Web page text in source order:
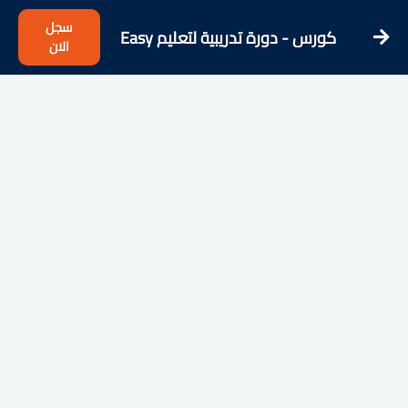
كورس - دورة تدريبية لتعليم Easy
Malay - Learning Malay from the
Streets!
سجل
الان